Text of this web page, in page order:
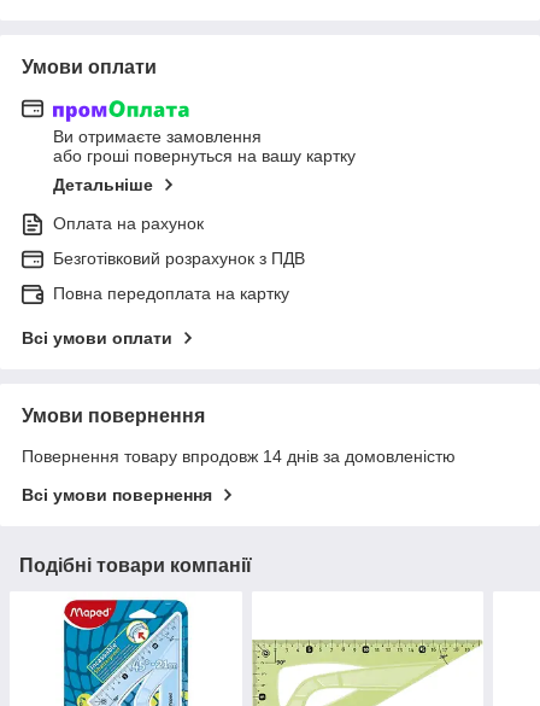
Умови оплати
Ви отримаєте замовлення
або гроші повернуться на вашу картку
Детальніше
Оплата на рахунок
Безготівковий розрахунок з ПДВ
Повна передоплата на картку
Всі умови оплати
Умови повернення
Повернення товару впродовж 14 днів за домовленістю
Всі умови повернення
Подібні товари компанії